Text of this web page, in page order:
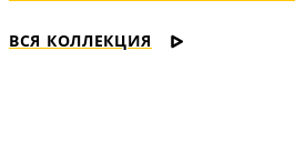
ВСЯ КОЛЛЕКЦИЯ